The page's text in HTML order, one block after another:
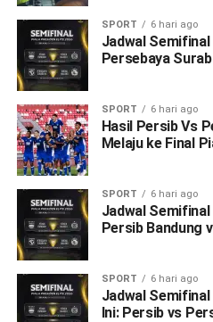
SPORT 6 hari ago
Jadwal
Persebaya
SPORT 6 hari ago
Hasil Persib Vs
Melaju ke Final
SPORT 6 hari ago
Jadwal
Persib Bandung
SPORT 6 hari ago
Jadwal
Ini: Persib vs